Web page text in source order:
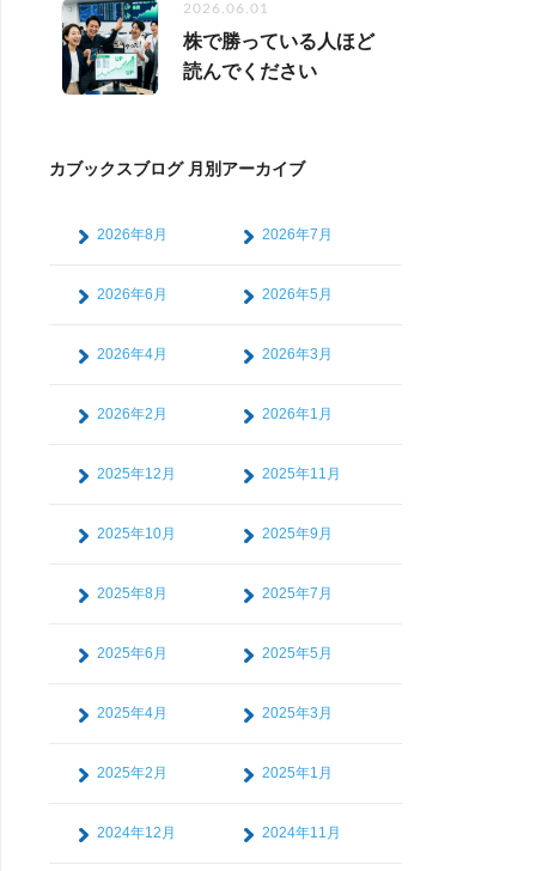
2026.06.01
株で勝っている人ほど
読んでください
カブックスブログ 月別アーカイブ
2026年8月 2026年7月
2026年6月 2026年5月
2026年4月 2026年3月
2026年2月 2026年1月
2025年12月 2025年11月
2025年10月 2025年9月
2025年8月 2025年7月
2025年6月 2025年5月
2025年4月 2025年3月
2025年2月 2025年1月
2024年12月 2024年11月